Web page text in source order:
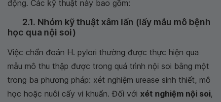
động. Các kỹ thuật này bao gồm:
2.1. Nhóm kỹ thuật xâm lấn (lấy mẫu mô bệnh
học qua nội soi)
Việc chẩn đoán H. pylori thường được thực hiện qua
mẫu mô thu thập được trong quá trình nội soi bằng một
trong ba phương pháp: xét nghiệm urease sinh thiết, mô
học hoặc nuôi cấy vi khuẩn. Đối với xét nghiệm nội soi,